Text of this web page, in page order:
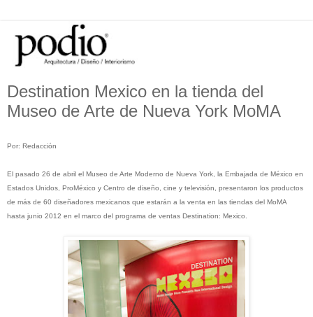
Destination Mexico en la tienda del
Museo de Arte de Nueva York MoMA
Por: Redacción
El pasado 26 de abril el Museo de Arte Moderno de Nueva York, la Embajada de México en
Estados Unidos, ProMéxico y Centro de diseño, cine y televisión, presentaron los productos
de más de 60 diseñadores mexicanos que estarán a la venta en las tiendas del MoMA
hasta junio 2012 en el marco del programa de ventas Destination: Mexico.